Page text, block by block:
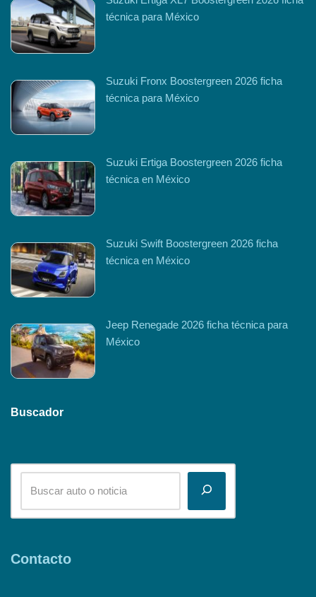
técnica para México
Suzuki Fronx Boostergreen 2026 ficha
técnica para México
Suzuki Ertiga Boostergreen 2026 ficha
técnica en México
Suzuki Swift Boostergreen 2026 ficha
técnica en México
Jeep Renegade 2026 ficha técnica para
México
Buscador
Contacto